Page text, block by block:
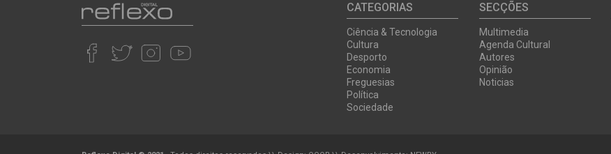
CATEGORIAS
Ciência & Tecnologia
Cultura
Desporto
Economia
Freguesias
Política
Sociedade
SECÇÕES
Multimedia
Agenda Cultural
Autores
Opinião
Noticias